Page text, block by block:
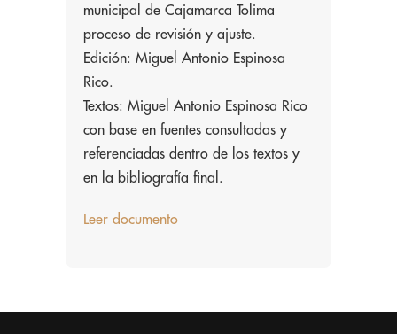
municipal de Cajamarca Tolima
proceso de revisión y ajuste.
Edición: Miguel Antonio Espinosa
Rico.
Textos: Miguel Antonio Espinosa Rico
con base en fuentes consultadas y
referenciadas dentro de los textos y
en la bibliografía final.
Leer documento